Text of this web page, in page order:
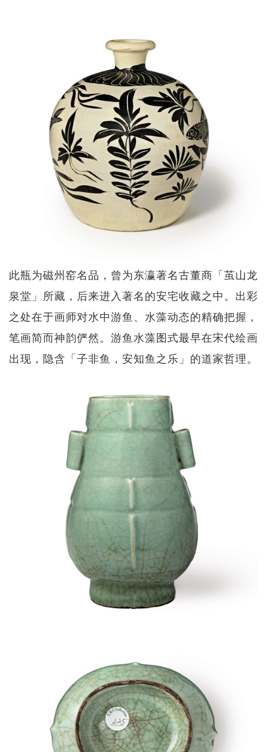
此瓶为磁州窑名品，曾为东瀛著名古董商「茧山龙
泉堂」所藏，后来进入著名的安宅收藏之中。出彩
之处在于画师对水中游鱼、水藻动态的精确把握，
笔画简而神韵俨然。游鱼水藻图式最早在宋代绘画
出现，隐含「子非鱼，安知鱼之乐」的道家哲理。